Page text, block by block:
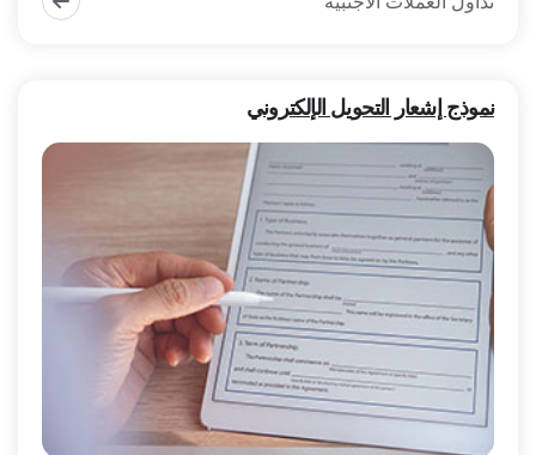
نموذج إشعار التحويل الإلكتروني